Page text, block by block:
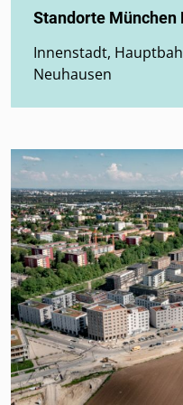
Standorte München
Innenstadt,
Neuhausen